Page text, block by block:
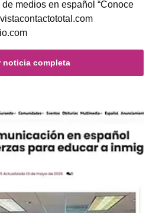
medios en español “Conoce
noticia completa